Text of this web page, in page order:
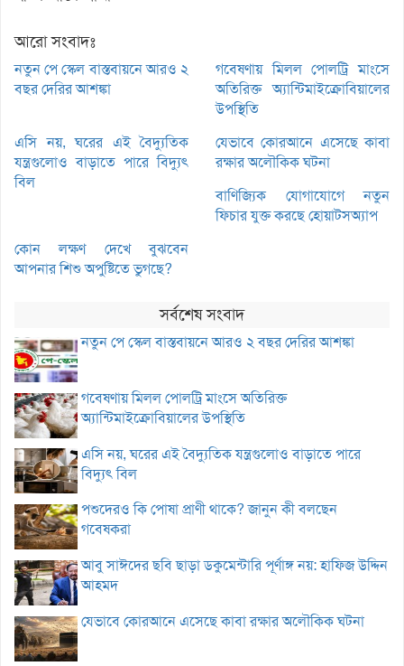
আরো সংবাদঃ
নতুন পে স্কেল বাস্তবায়নে আরও ২
বছর দেরির আশঙ্কা
গবেষণায় মিলল পোলট্রি মাংসে
অতিরিক্ত অ্যান্টিমাইক্রোবিয়ালের
উপস্থিতি
এসি নয়, ঘরের এই বৈদ্যুতিক
যন্ত্রগুলোও বাড়াতে পারে বিদ্যুৎ
বিল
যেভাবে কোরআনে এসেছে কাবা
রক্ষার অলৌকিক ঘটনা
বাণিজ্যিক যোগাযোগে নতুন
ফিচার যুক্ত করছে হোয়াটসঅ্যাপ
কোন লক্ষণ দেখে বুঝবেন
আপনার শিশু অপুষ্টিতে ভুগছে?
সর্বশেষ সংবাদ
নতুন পে স্কেল বাস্তবায়নে আরও ২ বছর দেরির আশঙ্কা
গবেষণায় মিলল পোলট্রি মাংসে অতিরিক্ত
অ্যান্টিমাইক্রোবিয়ালের উপস্থিতি
এসি নয়, ঘরের এই বৈদ্যুতিক যন্ত্রগুলোও বাড়াতে পারে
বিদ্যুৎ বিল
পশুদেরও কি পোষা প্রাণী থাকে? জানুন কী বলছেন
গবেষকরা
আবু সাঈদের ছবি ছাড়া ডকুমেন্টারি পূর্ণাঙ্গ নয়: হাফিজ উদ্দিন
আহমদ
যেভাবে কোরআনে এসেছে কাবা রক্ষার অলৌকিক ঘটনা